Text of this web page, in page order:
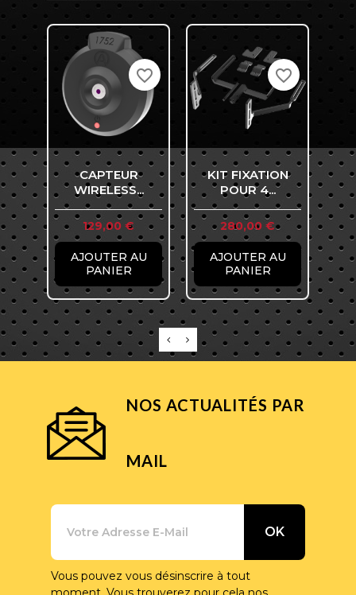
CAPTEUR
WIRELESS...
Prix
129,00 €
AJOUTER AU
PANIER
favorite_border
KIT FIXATION
POUR 4...
Prix
280,00 €
AJOUTER AU
PANIER
favorite_border
NOS ACTUALITÉS PAR
MAIL
Vous pouvez vous désinscrire à tout